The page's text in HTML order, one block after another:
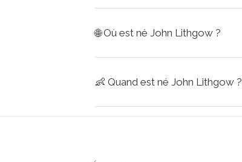
🌐Où est né John Lithgow ?
👶 Quand est né John Lithgow ?